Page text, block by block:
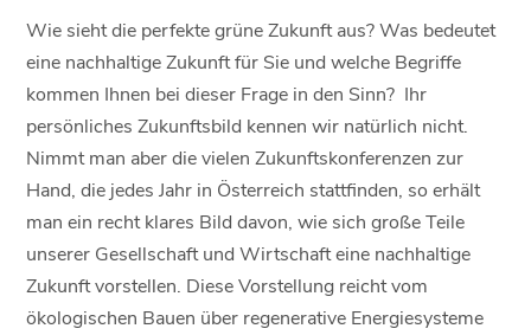
Wie sieht die perfekte grüne Zukunft aus? Was bedeutet
eine nachhaltige Zukunft für Sie und welche Begriffe
kommen Ihnen bei dieser Frage in den Sinn? Ihr
persönliches Zukunftsbild kennen wir natürlich nicht.
Nimmt man aber die vielen Zukunftskonferenzen zur
Hand, die jedes Jahr in Österreich stattfinden, so erhält
man ein recht klares Bild davon, wie sich große Teile
unserer Gesellschaft und Wirtschaft eine nachhaltige
Zukunft vorstellen. Diese Vorstellung reicht vom
ökologischen Bauen über regenerative Energiesysteme